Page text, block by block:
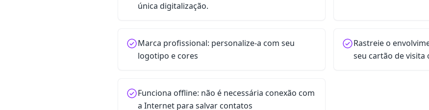
única digitalização.
Marca profissional: personalize-a com seu
logotipo e cores
Rastreie o
seu cartão de visita
Funciona offline: não é necessária conexão com
a Internet para salvar contatos